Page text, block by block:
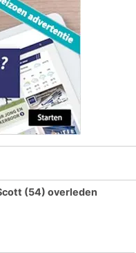
(54) overleden